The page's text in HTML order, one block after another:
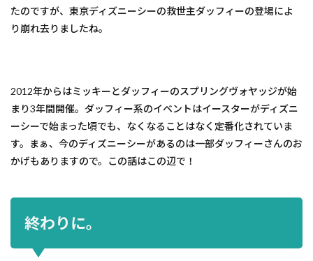
たのですが、東京ディズニーシーの救世主ダッフィーの登場によ
り崩れ去りましたね。
2012年からはミッキーとダッフィーのスプリングヴォヤッジが始
まり3年間開催。ダッフィー系のイベントはイースターがディズニ
ーシーで始まった頃でも、なくなることはなく定番化されていま
す。まぁ、今のディズニーシーがあるのは一部ダッフィーさんのお
かげもありますので。この話はこの辺で！
終わりに。